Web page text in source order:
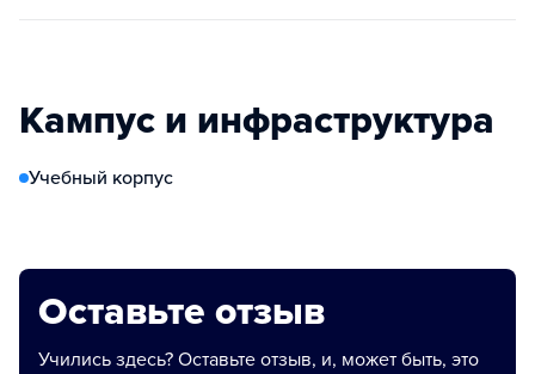
Кампус и инфраструктура
Учебный корпус
Оставьте отзыв
Учились здесь? Оставьте отзыв, и, может быть, это